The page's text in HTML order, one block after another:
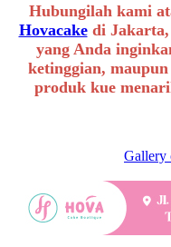
Hubungilah kami
Hovacakedi Jakarta,
yang Anda
ketinggian,
produk kue
Gallery